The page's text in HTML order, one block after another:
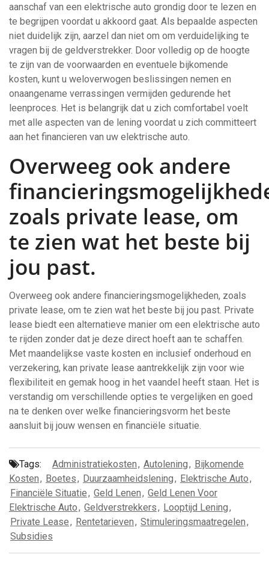
aanschaf van een elektrische auto grondig door te lezen en
te begrijpen voordat u akkoord gaat. Als bepaalde aspecten
niet duidelijk zijn, aarzel dan niet om om verduidelijking te
vragen bij de geldverstrekker. Door volledig op de hoogte
te zijn van de voorwaarden en eventuele bijkomende
kosten, kunt u weloverwogen beslissingen nemen en
onaangename verrassingen vermijden gedurende het
leenproces. Het is belangrijk dat u zich comfortabel voelt
met alle aspecten van de lening voordat u zich committeert
aan het financieren van uw elektrische auto.
Overweeg ook andere
zoals private lease, om
te zien wat het beste bij
jou past.
Overweeg ook andere financieringsmogelijkheden, zoals
private lease, om te zien wat het beste bij jou past. Private
lease biedt een alternatieve manier om een elektrische auto
te rijden zonder dat je deze direct hoeft aan te schaffen.
Met maandelijkse vaste kosten en inclusief onderhoud en
verzekering, kan private lease aantrekkelijk zijn voor wie
flexibiliteit en gemak hoog in het vaandel heeft staan. Het is
verstandig om verschillende opties te vergelijken en goed
na te denken over welke financieringsvorm het beste
aansluit bij jouw wensen en financiële situatie.
Tags: Administratiekosten, Autolening, Bijkomende
Kosten, Boetes, Duurzaamheidslening, Elektrische Auto,
Financiële Situatie, Geld Lenen, Geld Lenen Voor
Elektrische Auto, Geldverstrekkers, Looptijd Lening,
Private Lease, Rentetarieven, Stimuleringsmaatregelen,
Subsidies